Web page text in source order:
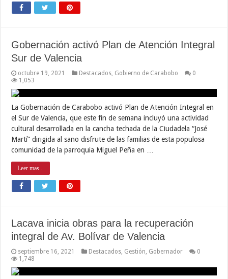
Gobernación activó Plan de Atención Integral
Sur de Valencia
octubre 19, 2021 Destacados Gobierno de Carabobo
0
1,053
La Gobernación de Carabobo activó Plan de Atención Integral en
el Sur de Valencia, que este fin de semana incluyó una actividad
cultural desarrollada en la cancha techada de la Ciudadela “José
Martí” dirigida al sano disfrute de las familias de esta populosa
comunidad de la parroquia Miguel Peña en …
Leer mas...
Lacava inicia obras para la recuperación
integral de Av. Bolívar de Valencia
septiembre 16, 2021 Destacados Gestión Gobernador
0
1,748